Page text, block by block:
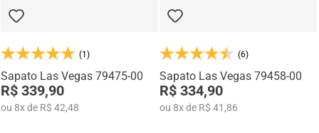
(1)
Sapato Las Vegas 79475-00
R$ 339,90
ou 8xde R$ 42,48
(6)
Sapato Las Vegas 79458-00
R$ 334,90
ou 8xde R$ 41,86